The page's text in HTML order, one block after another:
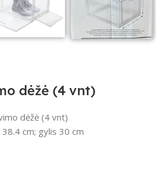
dėžė (4 vnt)
dėžė (4 vnt)
cm; gylis 30 cm